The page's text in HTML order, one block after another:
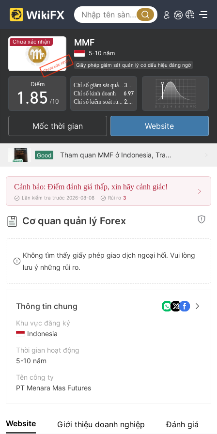
Chưa xác nhận MMF
5-10 năm
Giấy phép giám sát quản lý có dấu hiệu đáng ngờ
Lĩnh vực nghiệp vụ đáng ngờ
Nguy cơ rủi ro cao
Điểm
0
1
2
3
4
5
6
7
8
9
.
4
5
6
7
8
9
1
2
3
4
5
6
7
8
9
/10
Chỉ số kinh doanh
6.97
Mốc thời gian Website
Good Tham quan MMF ở Indonesia, Trang web được xác nhận
Cảnh báo: Điểm đánh giá thấp, xin hãy cảnh giác!
Lần kiểm tra trước 2026-08-08 Rủi ro 3
Cơ quan quản lý Forex
Không tìm thấy giấy phép giao dịch ngoại hối. Vui lòng
lưu ý những rủi ro.
Thông tin chung
Khu vực đăng ký
Indonesia
Thời gian hoạt động
5-10 năm
Tên công ty
PT Menara Mas Futures
Nhân viên doanh nghiệp
Website Giới thiệu doanh nghiệp Đánh giá